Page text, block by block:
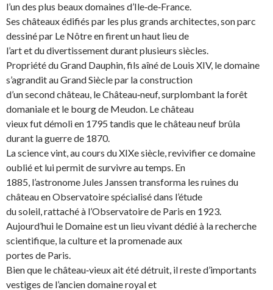
l’un des plus beaux domaines d’Ile‐de‐France.
Ses châteaux édifiés par les plus grands architectes, son parc
dessiné par Le Nôtre en firent un haut lieu de
l’art et du divertissement durant plusieurs siècles.
Propriété du Grand Dauphin, fils aîné de Louis XIV, le domaine
s’agrandit au Grand Siècle par la construction
d’un second château, le Château‐neuf, surplombant la forêt
domaniale et le bourg de Meudon. Le château
vieux fut démoli en 1795 tandis que le château neuf brûla
durant la guerre de 1870.
La science vint, au cours du XIXe siècle, revivifier ce domaine
oublié et lui permit de survivre au temps. En
1885, l’astronome Jules Janssen transforma les ruines du
château en Observatoire spécialisé dans l’étude
du soleil, rattaché à l’Observatoire de Paris en 1923.
Aujourd’hui le Domaine est un lieu vivant dédié à la recherche
scientifique, la culture et la promenade aux
portes de Paris.
Bien que le château‐vieux ait été détruit, il reste d’importants
vestiges de l’ancien domaine royal et